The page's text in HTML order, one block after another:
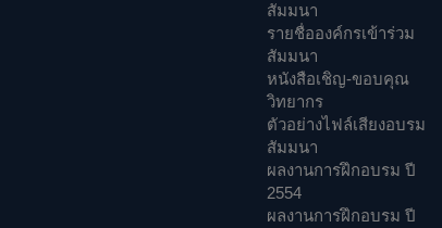
สัมมนา
รายชื่อองค์กรเข้าร่วม
สัมมนา
หนังสือเชิญ-ขอบคุณ
วิทยากร
ตัวอย่างไฟล์เสียงอบรม
สัมมนา
ผลงานการฝึกอบรม ปี
2554
ผลงานการฝึกอบรม ปี